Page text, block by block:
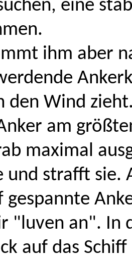
eine
ihm aber
den Wind
am
maximal
und strafft sie.
gespannte
"luven an". In
auf das Schiff